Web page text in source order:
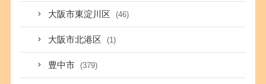
大阪市東淀川区 (46)
大阪市北港区 (1)
豊中市 (379)